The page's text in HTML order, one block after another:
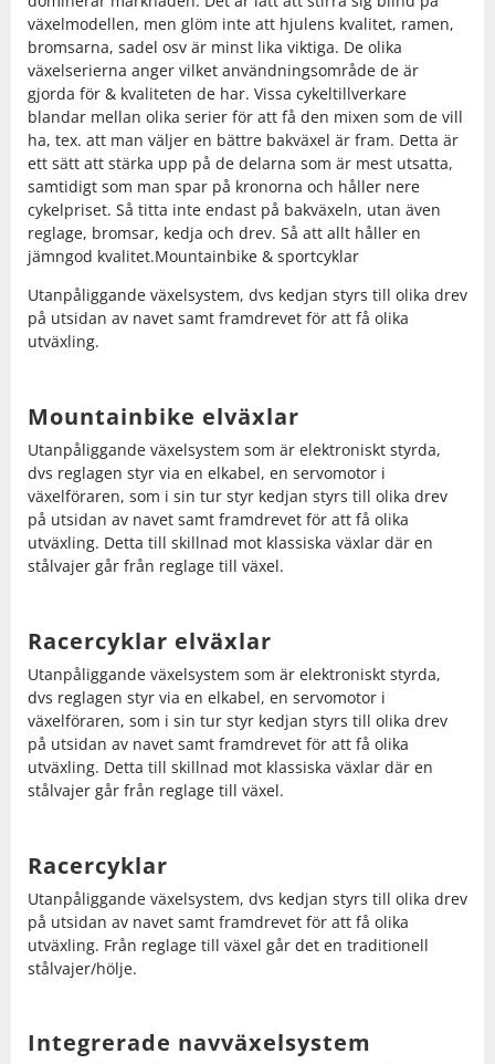
växelmodellen, men glöm inte att hjulens kvalitet, ramen,
bromsarna, sadel osv är minst lika viktiga. De olika
växelserierna anger vilket användningsområde de är
gjorda för & kvaliteten de har. Vissa cykeltillverkare
blandar mellan olika serier för att få den mixen som de vill
ha, tex. att man väljer en bättre bakväxel är fram. Detta är
ett sätt att stärka upp på de delarna som är mest utsatta,
samtidigt som man spar på kronorna och håller nere
cykelpriset. Så titta inte endast på bakväxeln, utan även
reglage, bromsar, kedja och drev. Så att allt håller en
jämngod kvalitet.Mountainbike & sportcyklar
Utanpåliggande växelsystem, dvs kedjan styrs till olika drev
på utsidan av navet samt framdrevet för att få olika
utväxling.
Mountainbike elväxlar
Utanpåliggande växelsystem som är elektroniskt styrda,
dvs reglagen styr via en elkabel, en servomotor i
växelföraren, som i sin tur styr kedjan styrs till olika drev
på utsidan av navet samt framdrevet för att få olika
utväxling. Detta till skillnad mot klassiska växlar där en
stålvajer går från reglage till växel.
Racercyklar elväxlar
Utanpåliggande växelsystem som är elektroniskt styrda,
dvs reglagen styr via en elkabel, en servomotor i
växelföraren, som i sin tur styr kedjan styrs till olika drev
på utsidan av navet samt framdrevet för att få olika
utväxling. Detta till skillnad mot klassiska växlar där en
stålvajer går från reglage till växel.
Racercyklar
Utanpåliggande växelsystem, dvs kedjan styrs till olika drev
på utsidan av navet samt framdrevet för att få olika
utväxling. Från reglage till växel går det en traditionell
stålvajer/hölje.
Integrerade navväxelsystem